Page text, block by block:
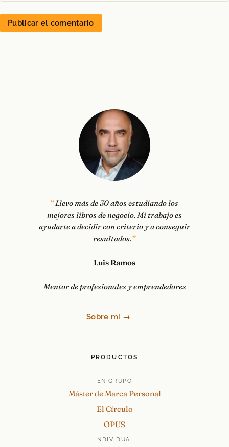
Llevo más de 30 años estudiando los
mejores libros de negocio. Mi trabajo es
ayudarte a decidir con criterio y a conseguir
resultados.
Luis Ramos
Mentor de profesionales y emprendedores
Sobre mí →
PRODUCTOS
EN GRUPO
Máster de Marca Personal
El Círculo
OPUS
INDIVIDUAL